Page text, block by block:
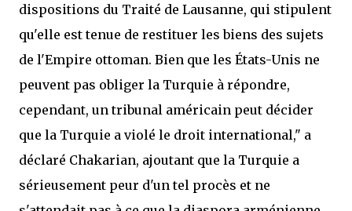
dispositions du Traité de Lausanne, qui stipulent
qu'elle est tenue de restituer les biens des sujets
de l'Empire ottoman. Bien que les États-Unis ne
peuvent pas obliger la Turquie à répondre,
cependant, un tribunal américain peut décider
que la Turquie a violé le droit international," a
déclaré Chakarian, ajoutant que la Turquie a
sérieusement peur d'un tel procès et ne